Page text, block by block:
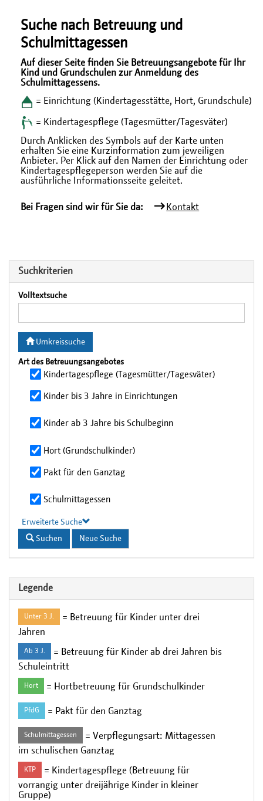
Suche nach Betreuung und
Schulmittagessen
Auf dieser Seite finden Sie Betreuungsangebote für Ihr
Kind und Grundschulen zur Anmeldung des
Schulmittagessens.
= Einrichtung (Kindertagesstätte, Hort, Grundschule)
= Kindertagespflege (Tagesmütter/Tagesväter)
Durch Anklicken des Symbols auf der Karte unten
erhalten Sie eine Kurzinformation zum jeweiligen
Anbieter. Per Klick auf den Namen der Einrichtung oder
Kindertagespflegeperson werden Sie auf die
ausführliche Informationsseite geleitet.
Bei Fragen sind wir für Sie da: Kontakt
Suchkriterien
Volltextsuche
Umkreissuche
Art des Betreuungsangebotes
Kindertagespflege (Tagesmütter/Tagesväter)
Kinder bis 3 Jahre in Einrichtungen
Kinder ab 3 Jahre bis Schulbeginn
Hort (Grundschulkinder)
Pakt für den Ganztag
Schulmittagessen
Erweiterte Suche
Suchen
Neue Suche
Legende
Unter 3 J.
= Betreuung für Kinder unter drei
Jahren
Ab 3 J.
= Betreuung für Kinder ab drei Jahren bis
Schuleintritt
Hort = Hortbetreuung für Grundschulkinder
PfdG = Pakt für den Ganztag
Schulmittagessen
= Verpflegungsart: Mittagessen
im schulischen Ganztag
KTP
= Kindertagespflege (Betreuung für
vorrangig unter dreijährige Kinder in kleiner
Gruppe)